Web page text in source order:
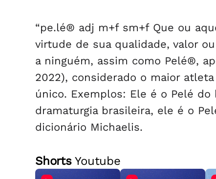
“pe.lé® adj m+f sm+f Que ou
virtude de sua qualidade, valor
a ninguém, assim como Pelé®,
2022), considerado o maior
único. Exemplos: Ele é o Pelé
dramaturgia brasileira, ele é o
dicionário Michaelis.
ShortsYoutube